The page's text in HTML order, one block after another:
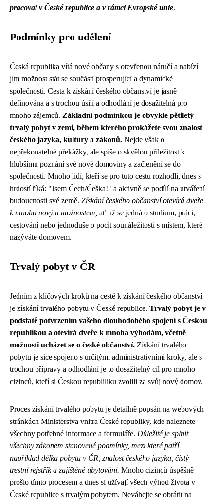
pracovat v České republice a v rámci Evropské unie.
Podmínky pro udělení
Česká republika vítá nové občany s otevřenou náručí a nabízí
jim možnost stát se součástí prosperující a dynamické
společnosti. Cesta k získání českého občanství je jasně
definována a s trochou úsilí a odhodlání je dosažitelná pro
mnoho zájemců. Základní podmínkou je obvykle pětiletý
trvalý pobyt v zemi, během kterého prokážete svou znalost
českého jazyka, kultury a zákonů. Nejde však o
nepřekonatelné překážky, ale spíše o skvělou příležitost k
hlubšímu poznání své nové domoviny a začlenění se do
společnosti. Mnoho lidí, kteří se pro tuto cestu rozhodli, dnes s
hrdostí říká: "Jsem Čech/Češka!" a aktivně se podílí na utváření
budoucnosti své země. Získání českého občanství otevírá dveře
k mnoha novým možnostem, ať už se jedná o studium, práci,
cestování nebo jednoduše o pocit sounáležitosti s místem, které
nazýváte domovem.
Trvalý pobyt v ČR
Jedním z klíčových kroků na cestě k získání českého občanství
je získání trvalého pobytu v České republice. Trvalý pobyt je v
podstatě potvrzením vašeho dlouhodobého spojení s Českou
republikou a otevírá dveře k mnoha výhodám, včetně
možnosti ucházet se o české občanství. Získání trvalého
pobytu je sice spojeno s určitými administrativními kroky, ale s
trochou přípravy a odhodlání je to dosažitelný cíl pro mnoho
cizinců, kteří si Českou republiliku zvolili za svůj nový domov.
Proces získání trvalého pobytu je detailně popsán na webových
stránkách Ministerstva vnitra České republiky, kde naleznete
všechny potřebné informace a formuláře. Důležité je splnit
všechny zákonem stanovené podmínky, mezi které patří
například délka pobytu v ČR, znalost českého jazyka, čistý
trestní rejstřík a zajištěné ubytování. Mnoho cizinců úspěšně
prošlo tímto procesem a dnes si užívají všech výhod života v
České republice s trvalým pobytem. Neváhejte se obrátit na